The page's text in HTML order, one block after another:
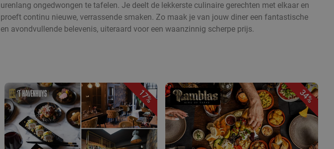
urenlang ongedwongen te tafelen. Je deelt de lekkerste culinaire gerechten met elkaar en
proeft continu nieuwe, verrassende smaken. Zo maak je van jouw diner een fantastische
en avondvullende belevenis, uiteraard voor een waanzinnig scherpe prijs.
17% 34%